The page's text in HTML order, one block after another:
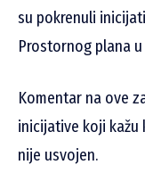
su pokrenuli
Prostornog plana
Komentar na ove
inicijative koji kažu
nije usvojen.